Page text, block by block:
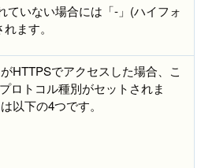
ていない場合には「-」(ハイフォ
ます。
HTTPSでアクセスした場合、こ
ロトコル種別がセットされま
以下の4つです。